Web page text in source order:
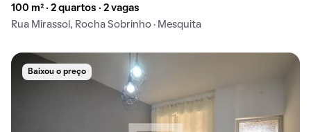
100 m² · 2 quartos · 2 vagas
Rua Mirassol, Rocha Sobrinho · Mesquita
Baixou o preço